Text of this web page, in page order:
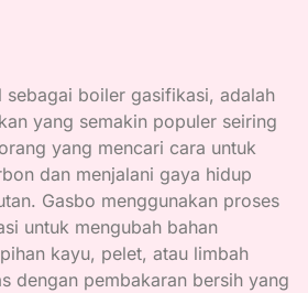
sebagai boiler gasifikasi, adalah
yang semakin populer seiring
yang mencari cara untuk
dan menjalani gaya hidup
Gasbo menggunakan proses
untuk mengubah bahan
kayu, pelet, atau limbah
dengan pembakaran bersih yang